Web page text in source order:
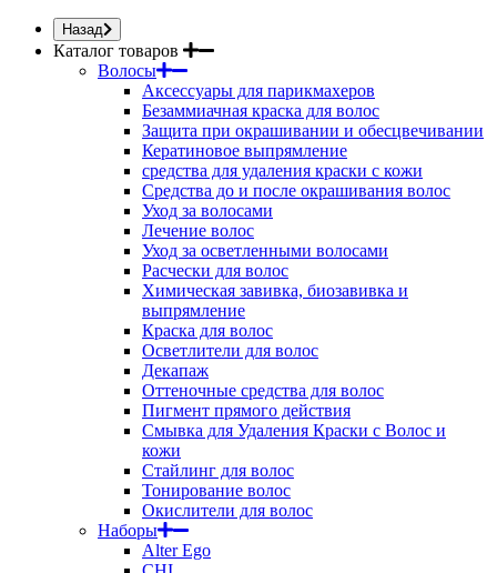
Назад
Каталог товаров
Волосы
Аксессуары для парикмахеров
Безаммиачная краска для волос
Защита при окрашивании и обесцвечивании
Кератиновое выпрямление
средства для удаления краски с кожи
Средства до и после окрашивания волос
Уход за волосами
Лечение волос
Уход за осветленными волосами
Расчески для волос
Химическая завивка, биозавивка и
выпрямление
Краска для волос
Осветлители для волос
Декапаж
Оттеночные средства для волос
Пигмент прямого действия
Смывка для Удаления Краски с Волос и
кожи
Стайлинг для волос
Тонирование волос
Окислители для волос
Наборы
Alter Ego